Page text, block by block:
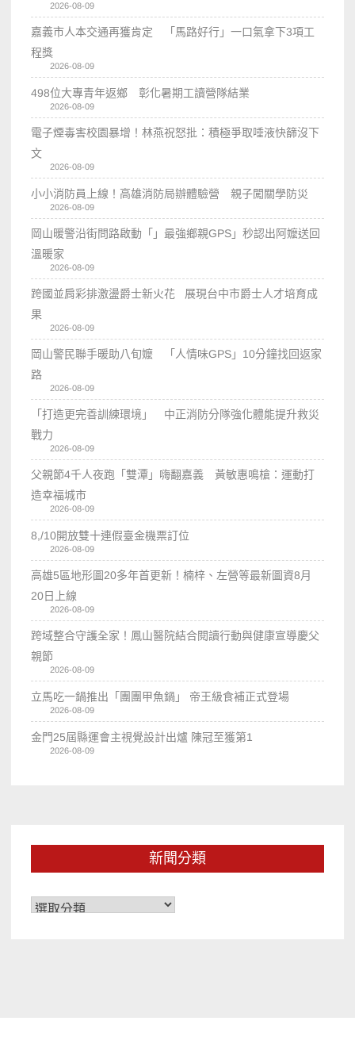
2026-08-09
嘉義市人本交通再獲肯定 「馬路好行」一口氣拿下3項工
程獎
2026-08-09
498位大專青年返鄉 彰化暑期工讀營隊結業
2026-08-09
電子煙毒害校園暴增！林燕祝怒批：積極爭取唾液快篩沒下
文
2026-08-09
小小消防員上線！高雄消防局辦體驗營 親子闖關學防災
2026-08-09
岡山暖警沿街問路啟動「」最強鄉親GPS」秒認出阿嬤送回
溫暖家
2026-08-09
跨國並肩彩排激盪爵士新火花 展現台中市爵士人才培育成
果
2026-08-09
岡山警民聯手暖助八旬嬤 「人情味GPS」10分鐘找回返家
路
2026-08-09
「打造更完善訓練環境」 中正消防分隊強化體能提升救災
戰力
2026-08-09
父親節4千人夜跑「雙潭」嗨翻嘉義 黃敏惠鳴槍：運動打
造幸福城市
2026-08-09
8,/10開放雙十連假臺金機票訂位
2026-08-09
高雄5區地形圖20多年首更新！楠梓、左營等最新圖資8月
20日上線
2026-08-09
跨域整合守護全家！鳳山醫院結合閱讀行動與健康宣導慶父
親節
2026-08-09
立馬吃一鍋推出「團團甲魚鍋」 帝王級食補正式登場
2026-08-09
金門25屆縣運會主視覺設計出爐 陳冠至獲第1
2026-08-09
新聞分類
新